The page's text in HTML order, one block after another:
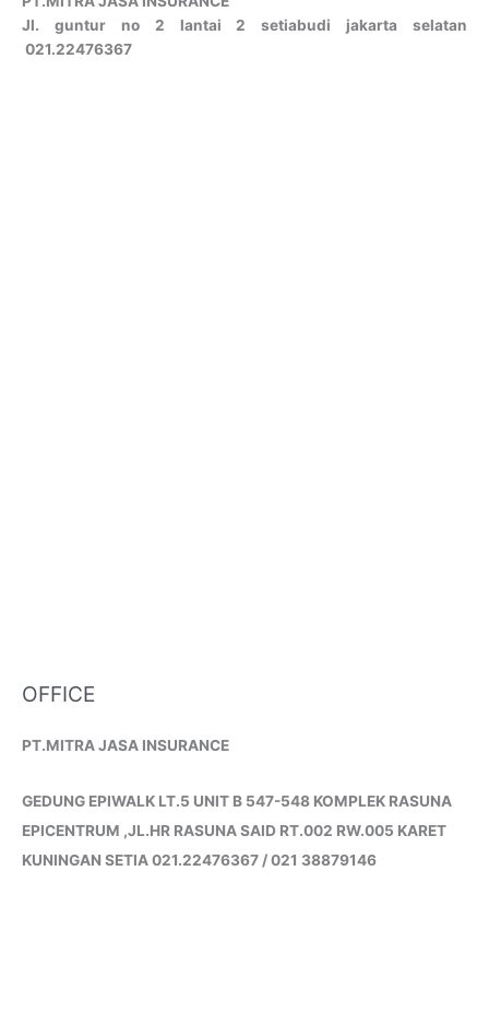
Jl. guntur no 2 lantai 2 setiabudi jakarta selatan
021.22476367
OFFICE
PT.MITRA JASA INSURANCE
GEDUNG EPIWALK LT.5 UNIT B 547-548 KOMPLEK RASUNA
EPICENTRUM ,JL.HR RASUNA SAID RT.002 RW.005 KARET
KUNINGAN SETIA 021.22476367 / 021 38879146